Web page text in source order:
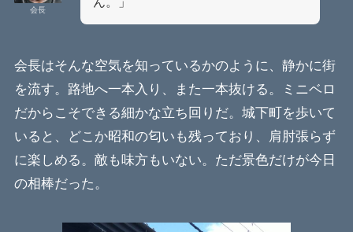
会長
会長はそんな空気を知っているかのように、静かに街
を流す。路地へ一本入り、また一本抜ける。ミニベロ
だからこそできる細かな立ち回りだ。城下町を歩いて
いると、どこか昭和の匂いも残っており、肩肘張らず
に楽しめる。敵も味方もいない。ただ景色だけが今日
の相棒だった。